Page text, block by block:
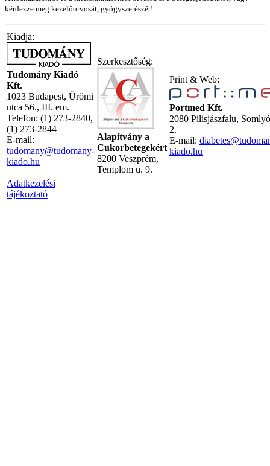
kérdezze meg kezelőorvosát, gyógyszerészét!
Kiadja:
Tudomány Kiadó
Kft.
1023 Budapest, Ürömi
utca 56., III. em.
Telefon: (1) 273-2840,
(1) 273-2844
E-mail:
tudomany@tudomany-
kiado.hu
Adatkezelési
tájékoztató
Szerkesztőség:
Alapítvány a
Cukorbetegekért
8200 Veszprém,
Templom u. 9.
Print & Web:
Portmed Kft.
2080 Pilisjászfalu,
2.
E-mail:
kiado.hu